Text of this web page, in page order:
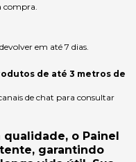
compra.
em até 7 dias.
de até 3 metros de
de chat para consultar
o Painel
garantindo